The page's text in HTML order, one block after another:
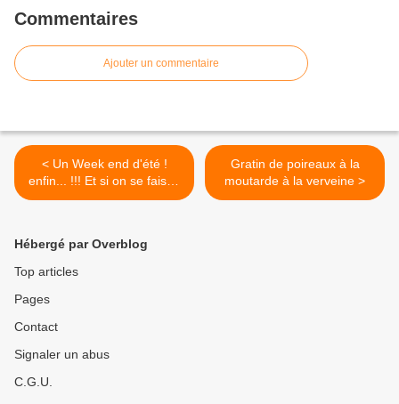
Commentaires
Ajouter un commentaire
< Un Week end d'été !
enfin... !!! Et si on se faisait
enfin Plaisir! Une Bonne
Gratin de poireaux à la
moutarde à la verveine >
Hébergé par Overblog
Top articles
Pages
Contact
Signaler un abus
C.G.U.